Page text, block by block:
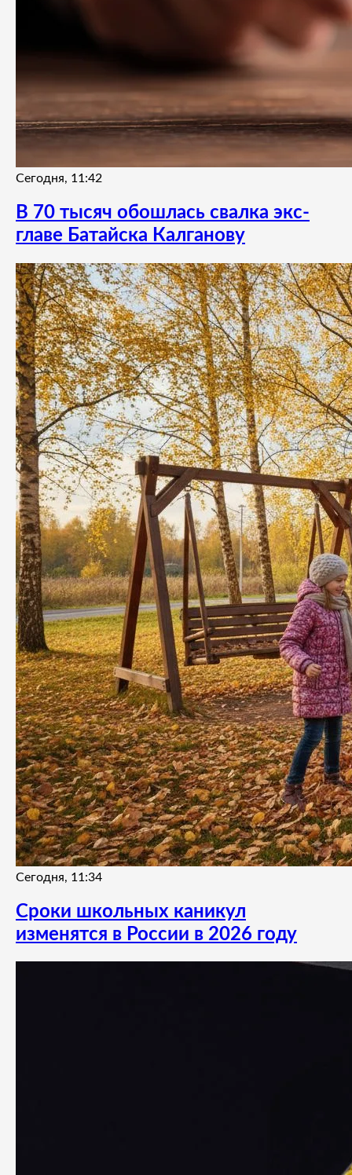
Сегодня, 11:42
В 70 тысяч обошлась свалка экс-
главе Батайска Калганову
Сегодня, 11:34
Сроки школьных каникул
изменятся в России в 2026 году